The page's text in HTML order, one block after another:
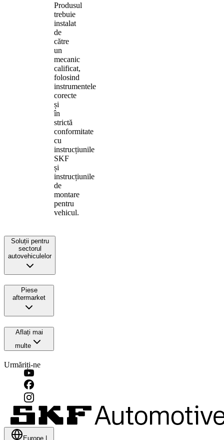
Produsul
trebuie
instalat
de
către
un
mecanic
calificat,
folosind
instrumentele
corecte
și
în
strictă
conformitate
cu
instrucțiunile
SKF
și
instrucțiunile
de
montare
pentru
vehicul.
Soluții pentru
sectorul
autovehiculelor
Piese
aftermarket
Aflați mai
multe
Urmăriți-ne
Europe